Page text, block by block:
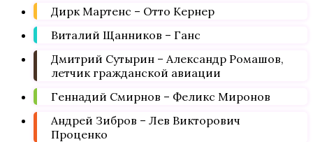
Дирк Мартенс – Отто Кернер
Виталий Щанников – Ганс
Дмитрий Сутырин – Александр Ромашов,
летчик гражданской авиации
Геннадий Смирнов – Феликс Миронов
Андрей Зибров – Лев Викторович
Проценко